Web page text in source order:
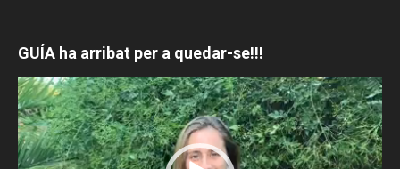
GUÍA ha arribat per a quedar-se!!!
Reproductor
de
vídeo